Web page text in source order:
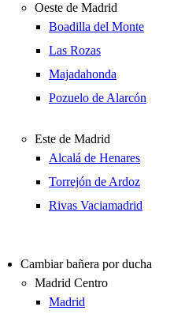
Oeste de Madrid
Boadilla del Monte
Las Rozas
Majadahonda
Pozuelo de Alarcón
Este de Madrid
Alcalá de Henares
Torrejón de Ardoz
Rivas Vaciamadrid
Cambiar bañera por ducha
Madrid Centro
Madrid